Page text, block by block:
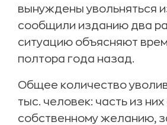
вынуждены увольняться
сообщили изданию два
ситуацию объясняют
полтора года назад.
Общее количество
тыс. человек: часть из
собственному желанию,